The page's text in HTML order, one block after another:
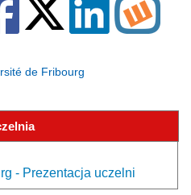
de Fribourg
- Prezentacja uczelni